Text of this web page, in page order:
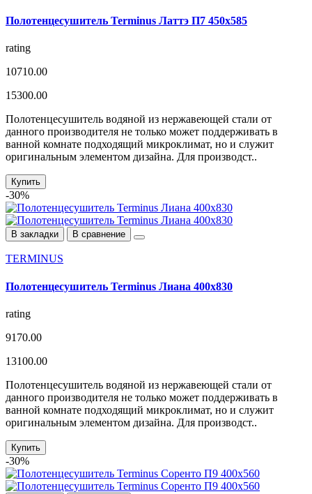
Полотенцесушитель Terminus Латтэ П7 450х585
rating
10710.00
15300.00
Полотенцесушитель водяной из нержавеющей стали от
данного производителя не только может поддерживать в
ванной комнате подходящий микроклимат, но и служит
оригинальным элементом дизайна. Для производст..
Купить
-30%
В закладки В сравнение
TERMINUS
Полотенцесушитель Terminus Лиана 400х830
rating
9170.00
13100.00
Полотенцесушитель водяной из нержавеющей стали от
данного производителя не только может поддерживать в
ванной комнате подходящий микроклимат, но и служит
оригинальным элементом дизайна. Для производст..
Купить
-30%